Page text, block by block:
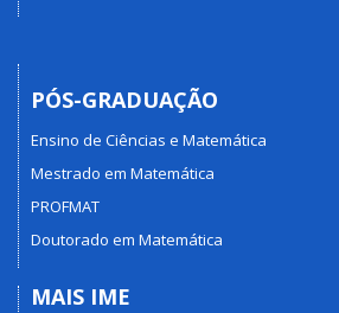
PÓS-GRADUAÇÃO
Ensino de Ciências e Matemática
Mestrado em Matemática
PROFMAT
Doutorado em Matemática
MAIS IME